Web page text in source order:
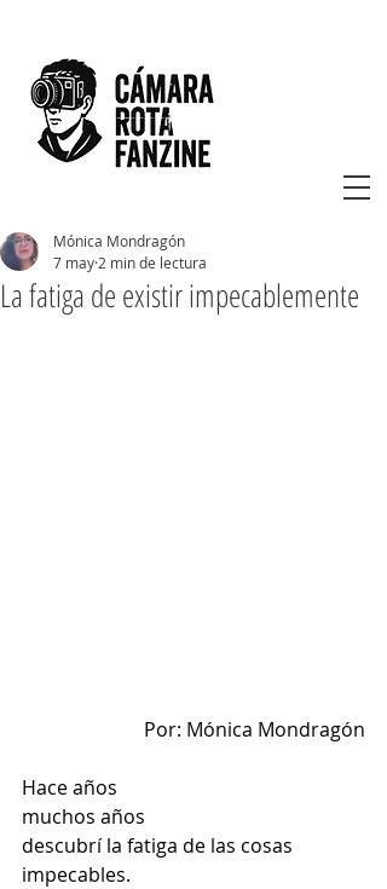
La fatiga de existir impecablemente
Mónica Mondragón
7 may 2 min de lectura
Por: Mónica Mondragón
Hace años
muchos años
descubrí la fatiga de las cosas
impecables.